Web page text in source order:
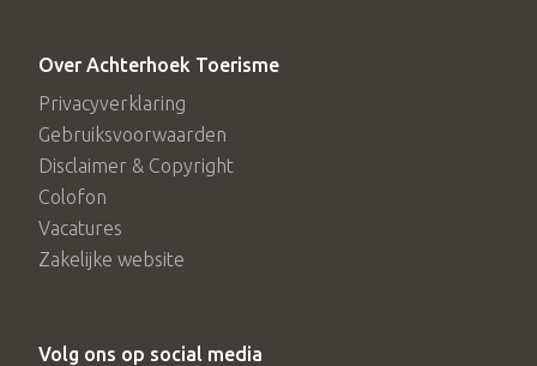
Over Achterhoek Toerisme
Privacyverklaring
Gebruiksvoorwaarden
Disclaimer & Copyright
Colofon
Vacatures
Zakelijke website
Volg ons op social media